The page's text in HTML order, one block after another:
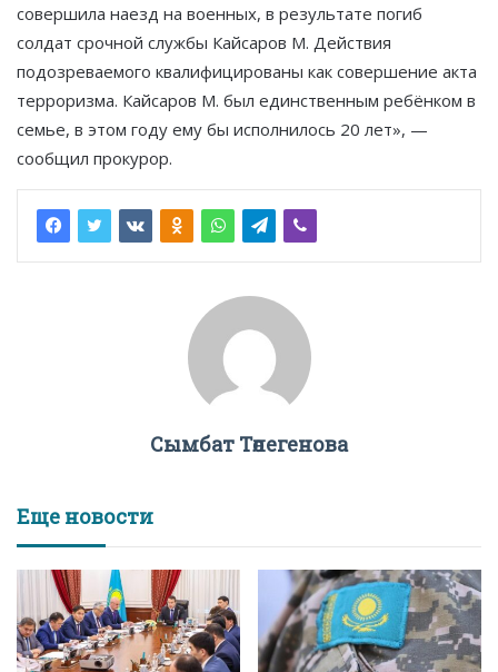
совершила наезд на военных, в результате погиб
солдат срочной службы Кайсаров М. Действия
подозреваемого квалифицированы как совершение акта
терроризма. Кайсаров М. был единственным ребёнком в
семье, в этом году ему бы исполнилось 20 лет», —
сообщил прокурор.
Сымбат Төлегенова
Еще новости